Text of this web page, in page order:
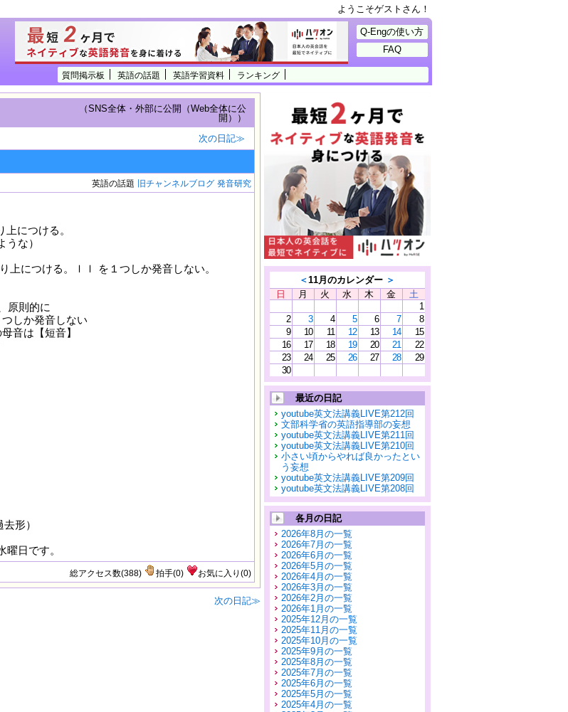
ようこそゲストさん！
質問掲示板 英語の話題 英語学習資料 ランキング
Q-Engの使い方
FAQ
（SNS全体・外部に公開（Web全体に公
開））
次の日記≫
英語の話題 旧チャンネルブログ 発音研究
につける。
うな）
つける。ｌｌ を１つしか発音しない。
原則的に
発音しない
【短音】
形）
日です。
総アクセス数(388) 拍手(0) お気に入り (0)
次の日記≫
＜11月のカレンダー ＞
日
月 火 水 木 金
土
1
2
3 4 5 6 7
8
9
10 11 12 13 14
15
16
17 18 19 20 21
22
23
24 25 26 27 28
29
30
最近の日記
youtube英文法講義LIVE第212回
文部科学省の英語指導部の妄想
youtube英文法講義LIVE第211回
youtube英文法講義LIVE第210回
小さい頃からやれば良かったとい
う妄想
youtube英文法講義LIVE第209回
youtube英文法講義LIVE第208回
各月の日記
2026年8月の一覧
2026年7月の一覧
2026年6月の一覧
2026年5月の一覧
2026年4月の一覧
2026年3月の一覧
2026年2月の一覧
2026年1月の一覧
2025年12月の一覧
2025年11月の一覧
2025年10月の一覧
2025年9月の一覧
2025年8月の一覧
2025年7月の一覧
2025年6月の一覧
2025年5月の一覧
2025年4月の一覧